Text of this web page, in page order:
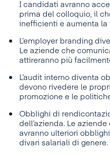
I candidati avranno
prima del colloquio, il
inefficienti e aumenta
L’employer branding
Le aziende che
attireranno più
L’audit interno diventa
devono rivedere le
promozione e le
Obblighi di
dell’azienda. Le
avranno ulteriori
divari salariali di genere.